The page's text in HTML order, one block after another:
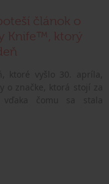
článok o
Knife™, ktorý